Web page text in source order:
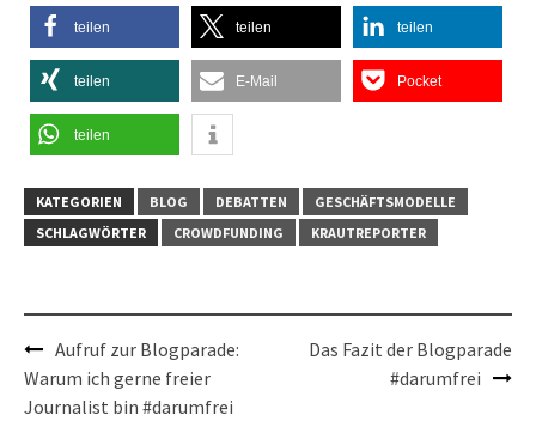
teilen teilen teilen
teilen E-Mail Pocket
teilen
KATEGORIEN BLOG DEBATTEN
GESCHÄFTSMODELLE
SCHLAGWÖRTER
CROWDFUNDING KRAUTREPORTER
Post
navigation
Aufruf zur Blogparade:
Warum ich gerne freier
Journalist bin #darumfrei
Das Fazit der Blogparade
#darumfrei